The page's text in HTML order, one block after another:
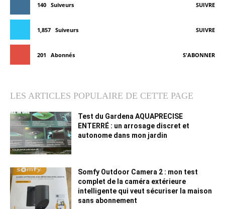
140 Suiveurs SUIVRE
1,857 Suiveurs SUIVRE
201 Abonnés S'ABONNER
LES ARTICLES POPULAIRE DE CETTE PAGE
Test du Gardena AQUAPRECISE
ENTERRÉ : un arrosage discret et
autonome dans mon jardin
Somfy Outdoor Camera 2 : mon test
complet de la caméra extérieure
intelligente qui veut sécuriser la maison
sans abonnement